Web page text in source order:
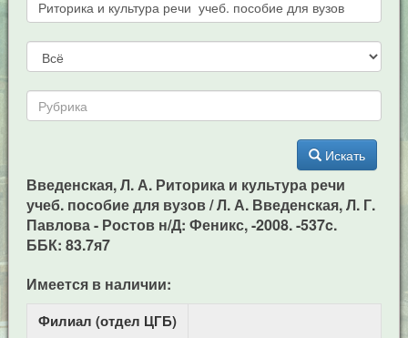
Искать
Введенская, Л. А. Риторика и культура речи
учеб. пособие для вузов / Л. А. Введенская, Л. Г.
Павлова - Ростов н/Д: Феникс, -2008. -537c.
ББК: 83.7я7
Имеется в наличии:
Филиал (отдел ЦГБ)